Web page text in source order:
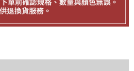
得法定代理人或監護人之同意方可使用
時，將依據個別帳號之用戶狀況，依本公司即
仍有額度不足之情形，本公司將視審查結果